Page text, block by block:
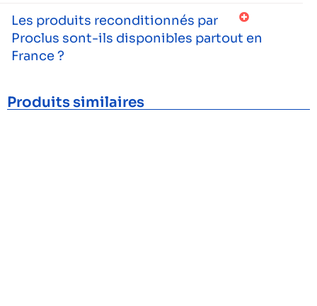
Les produits reconditionnés par
Proclus sont-ils disponibles partout en
France ?
Produits similaires